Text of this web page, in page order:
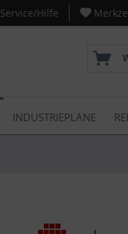
Service/Hilfe
INDUSTRIEPLANE